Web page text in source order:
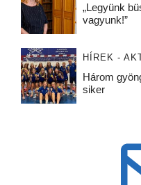
„Legyünk
vagyunk!”
HÍREK -
Három
siker